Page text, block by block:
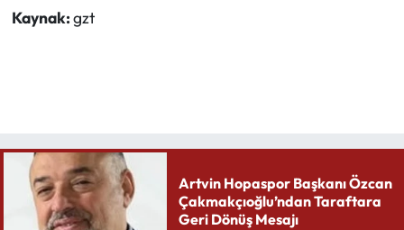
Kaynak:gzt
Artvin Hopaspor Başkanı Özcan
Çakmakçıoğlu’ndan Taraftara
Geri Dönüş Mesajı